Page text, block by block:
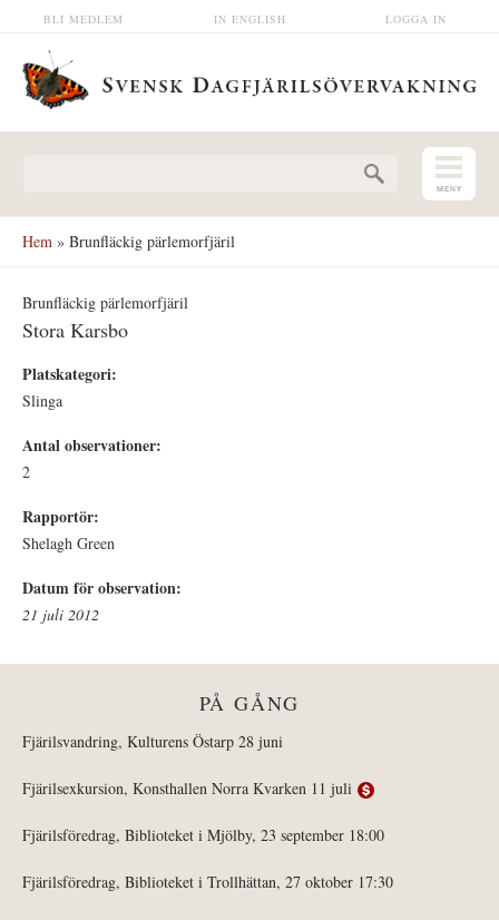
Hoppa till huvudinnehåll LOGGA IN
IN ENGLISH
BLI MEDLEM
Hem » Brunfläckig pärlemorfjäril
Brunfläckig pärlemorfjäril
Stora Karsbo
Platskategori:
Slinga
Antal observationer:
2
Rapportör:
Shelagh Green
Datum för observation:
21 juli 2012
PÅ GÅNG
Fjärilsvandring, Kulturens Östarp 28 juni
Fjärilsexkursion, Konsthallen Norra Kvarken 11 juli
Fjärilsföredrag, Biblioteket i Mjölby, 23 september 18:00
Fjärilsföredrag, Biblioteket i Trollhättan, 27 oktober 17:30